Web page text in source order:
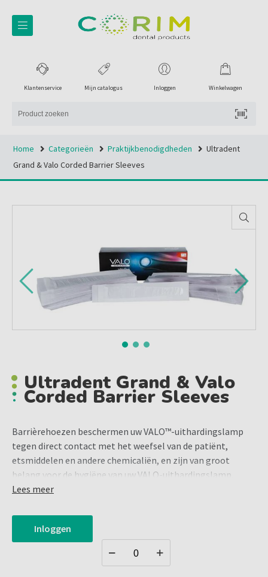
Winkelwagen
Inloggen
Mijn catalogus
Klantenservice
Home Categorieën Praktijkbenodigdheden
Ultradent
Grand & Valo Corded Barrier Sleeves
Ultradent Grand & Valo
Corded Barrier Sleeves
Barrièrehoezen beschermen uw VALO™-uithardingslamp
tegen direct contact met het weefsel van de patiënt,
etsmiddelen en andere chemicaliën, en zijn van groot
belang voor de hygiëne van uw VALO-uithardingslamp.
Barrièrehoezen zijn verkrijgbaar in drie maten, geschikt
VALO™ X,VALO™ Grand
Voorkomt direct contact tussen uw VALO-
uithardingslamp en de weefsels van de patiënt
Beschermt uw VALO-uithardingslamp tegen direct
Lees meer
Inloggen